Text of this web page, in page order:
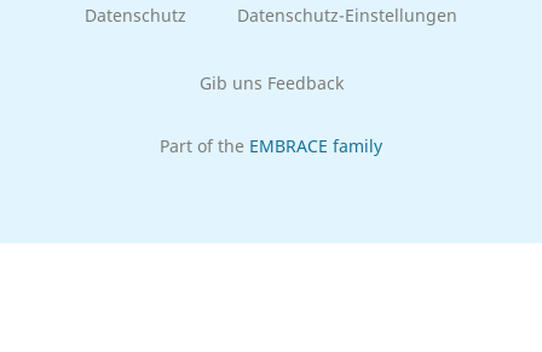
Datenschutz Datenschutz-Einstellungen
Gib uns Feedback
Part of the EMBRACE family